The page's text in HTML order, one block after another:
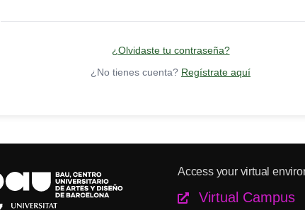
¿Olvidaste tu contraseña?
¿No tienes cuenta? Regístrate aquí
Access your virtual
Virtual Campus